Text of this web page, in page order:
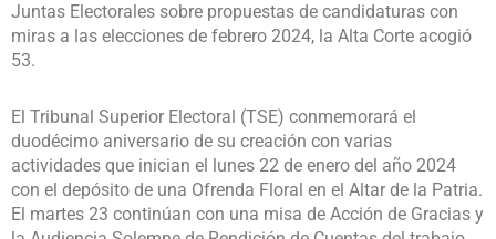
Juntas Electorales sobre propuestas de candidaturas con
miras a las elecciones de febrero 2024, la Alta Corte acogió
53.
El Tribunal Superior Electoral (TSE) conmemorará el
duodécimo aniversario de su creación con varias
actividades que inician el lunes 22 de enero del año 2024
con el depósito de una Ofrenda Floral en el Altar de la Patria.
El martes 23 continúan con una misa de Acción de Gracias y